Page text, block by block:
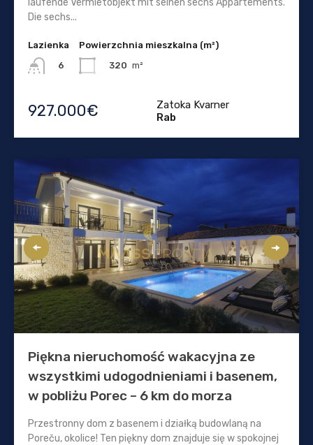
laufende Vermietobjekt mit seinen sechs Appartements.
Die sechs...
Lazienka
6
Powierzchnia mieszkalna (m²)
320 m²
927.000€
Zatoka Kvarner
Rab
Piękna nieruchomość wakacyjna ze
wszystkimi udogodnieniami i basenem,
w pobliżu Porec – 6 km do morza
Przestronny dom z basenem i działką budowlaną na
Poreču, okolice! Ten piękny dom znajduje się w spokojnej